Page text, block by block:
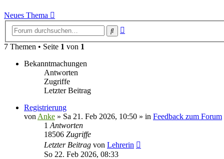
Neues Thema
Suche
7 Themen • Seite 1 von 1
Bekanntmachungen
Antworten
Zugriffe
Letzter Beitrag
Registrierung
von Anke » Sa 21. Feb 2026, 10:50 » in Feedback zum Forum
1 Antworten
18506 Zugriffe
Letzter Beitrag von Lehrerin
So 22. Feb 2026, 08:33